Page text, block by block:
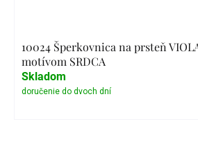
10024 Šperkovnica na prsteň
motívom SRDCA
Skladom